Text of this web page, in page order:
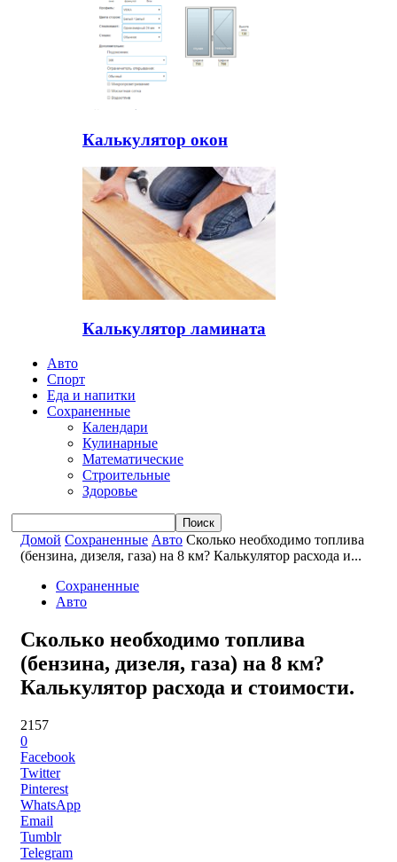
Калькулятор окон
Калькулятор ламината
Авто
Спорт
Еда и напитки
Сохраненные
Календари
Кулинарные
Математические
Строительные
Здоровье
Домой Сохраненные Авто Сколько необходимо топлива
(бензина, дизеля, газа) на 8 км? Калькулятор расхода и...
Сохраненные
Авто
Сколько необходимо топлива
(бензина, дизеля, газа) на 8 км?
Калькулятор расхода и стоимости.
2157
0
Facebook
Twitter
Pinterest
WhatsApp
Email
Tumblr
Telegram